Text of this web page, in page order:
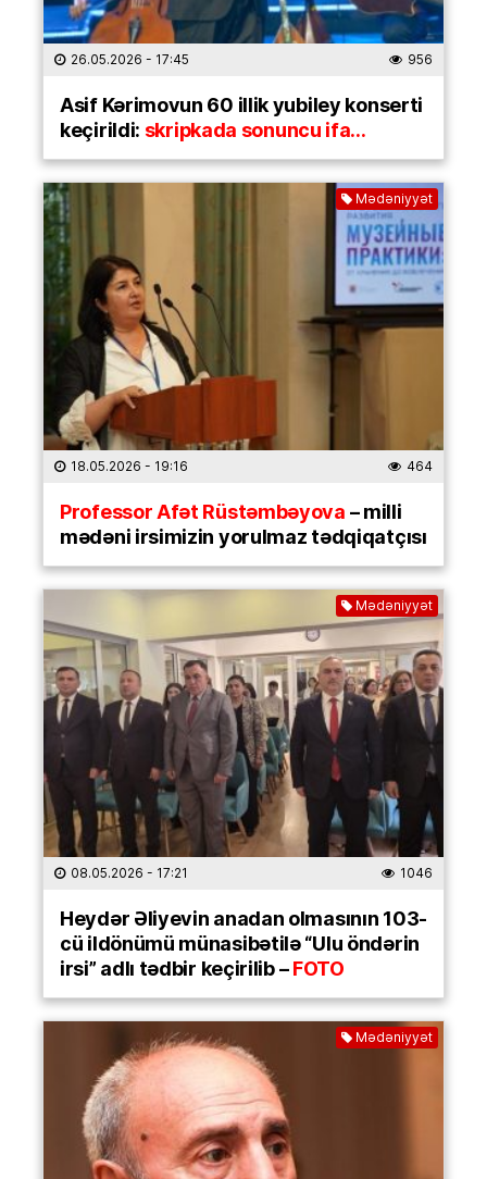
26.05.2026 - 17:45 956
Asif Kərimovun 60 illik yubiley konserti
keçirildi: skripkada sonuncu ifa…
Mədəniyyət
18.05.2026 - 19:16 464
Professor Afət Rüstəmbəyova– milli
mədəni irsimizin yorulmaz tədqiqatçısı
Mədəniyyət
08.05.2026 - 17:21 1046
Heydər Əliyevin anadan olmasının 103-
cü ildönümü münasibətilə “Ulu öndərin
irsi” adlı tədbir keçirilib –FOTO
Mədəniyyət